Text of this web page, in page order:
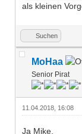
als kleinen
Suchen
MoHaa
Senior Pirat
11.04.2018, 16:08
Ja Mike,